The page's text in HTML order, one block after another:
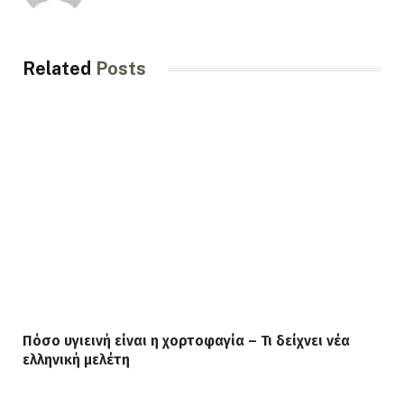
Related Posts
Πόσο υγιεινή είναι η χορτοφαγία – Τι δείχνει νέα
ελληνική μελέτη